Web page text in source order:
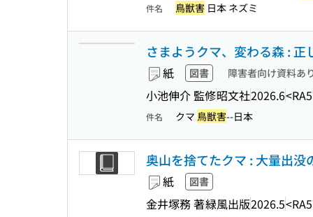
件名 鳥獣害 日本 ネズミ
さまようクマ、変わる森 :
紙 図書 障害者向け資料あ
小池伸介 監修昭文社2026.6
件名 クマ 鳥獣害--日本
奥山を捨てたクマ : 大量出没
紙 図書
金井塚務 著緑風出版2026.5